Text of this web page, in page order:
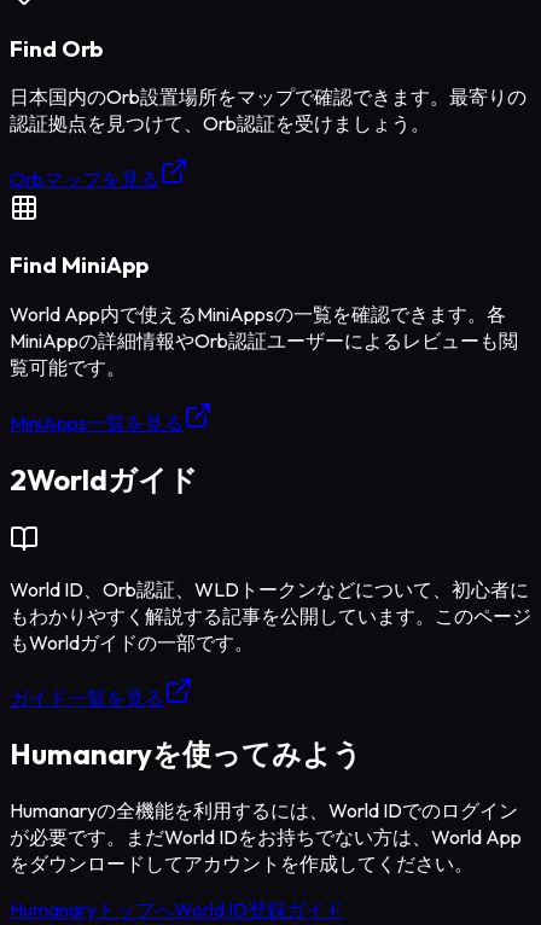
Find Orb
日本国内のOrb設置場所をマップで確認できます。最寄りの
認証拠点を見つけて、Orb認証を受けましょう。
Orbマップを見る
Find MiniApp
World App内で使えるMiniAppsの一覧を確認できます。各
MiniAppの詳細情報やOrb認証ユーザーによるレビューも閲
覧可能です。
MiniApps一覧を見る
2Worldガイド
World ID、Orb認証、WLDトークンなどについて、初心者に
もわかりやすく解説する記事を公開しています。このページ
もWorldガイドの一部です。
ガイド一覧を見る
Humanaryを使ってみよう
Humanaryの全機能を利用するには、World IDでのログイン
が必要です。まだWorld IDをお持ちでない方は、World App
をダウンロードしてアカウントを作成してください。
HumanaryトップへWorld ID登録ガイド